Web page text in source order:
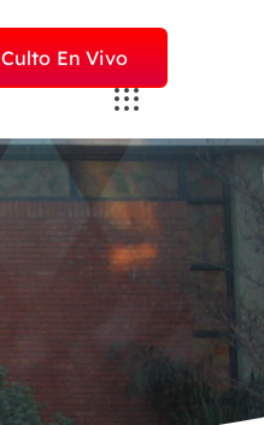
Culto En Vivo